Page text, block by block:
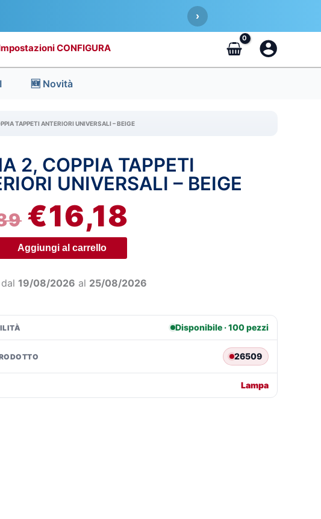
›
CONFIGURA
🆕 Novità
TAPPETI ANTERIORI UNIVERSALI – BEIGE
2, COPPIA TAPPETI
UNIVERSALI – BEIGE
IL
PREZZO
ORIGINALE
ERA:
€19,89.
€16,18
IL
PREZZO
€16,18.
Aggiungi al carrello
19/08/2026 al 25/08/2026
Disponibile · 100 pezzi
26509
Lampa